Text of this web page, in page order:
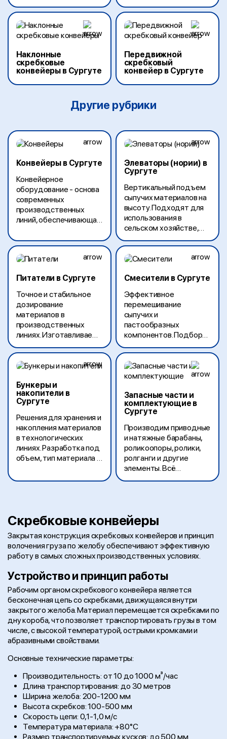
Наклонные
скребковые
конвейеры в Сургуте
Передвижной
скребковый
конвейер в Сургуте
Другие рубрики
Конвейеры в Сургуте
Конвейерное
оборудование - основа
современных
производственных
линий, обеспечивающая
транспортировку
материалов и готовой
продукции.
Элеваторы (нории) в
Сургуте
Вертикальный подъем
сыпучих материалов на
высоту. Подходят для
использования в
сельском хозяйстве,
пищевой, химической и
других отраслях.
Питатели в Сургуте
Точное и стабильное
дозирование
материалов в
производственных
линиях. Изготавливаем
винтовые и ленточные
питатели для различных
отраслей и типов
Смесители в Сургуте
Эффективное
перемешивание
сыпучих и
пастообразных
компонентов. Подбор
конфигурации под
технологические
особенности
производства.
Бункеры и
накопители в
Сургуте
Решения для хранения и
накопления материалов
в технологических
линиях. Разработка под
объем, тип материала и
Запасные части и
комплектующие в
Сургуте
Производим приводные
и натяжные барабаны,
роликоопоры, ролики,
ролганги и другие
элементы. Всё
совместимо с
Скребковые конвейеры
Закрытая конструкция скребковых конвейеров и принцип
волочения груза по желобу обеспечивают эффективную
работу в самых сложных производственных условиях.
Устройство и принцип работы
Рабочим органом скребкового конвейера является
бесконечная цепь со скребками, движущаяся внутри
закрытого желоба. Материал перемещается скребками по
дну короба, что позволяет транспортировать грузы в том
числе, с высокой температурой, острыми кромками и
абразивными свойствами.
Основные технические параметры:
Производительность: от 10 до 1000 м³/час
Длина транспортирования: до 30 метров
Ширина желоба: 200-1200 мм
Высота скребков: 100-500 мм
Скорость цепи: 0,1-1,0 м/с
Температура материала: +80°С
Размер транспортируемых кусков: до 500 мм